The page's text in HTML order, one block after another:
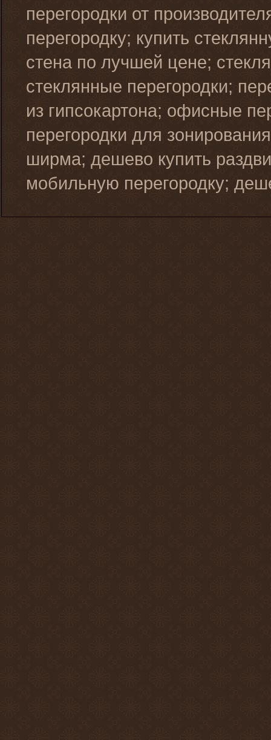
перегородки от
перегородку; купить
стена по лучшей цене;
стеклянные перегородки;
из гипсокартона; офисные
перегородки для
ширма; дешево купить
мобильную перегородку;